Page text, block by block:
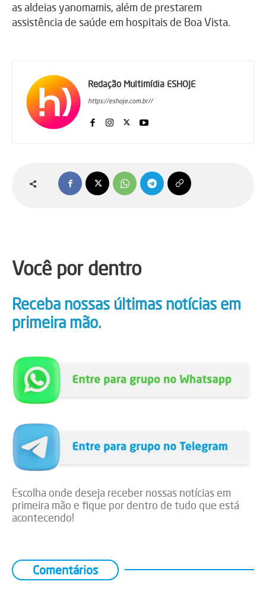
as aldeias yanomamis, além de prestarem
assistência de saúde em hospitais de Boa Vista.
Redação Multimídia ESHOJE
https://eshoje.com.br//
Você por dentro
Receba nossas últimas notícias em
primeira mão.
Escolha onde deseja receber nossas notícias em
primeira mão e fique por dentro de tudo que está
acontecendo!
Comentários